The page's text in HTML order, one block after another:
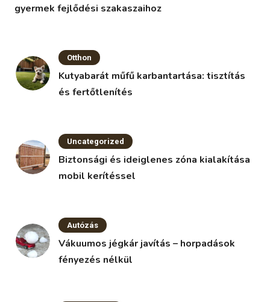
gyermek fejlődési szakaszaihoz
Otthon
Kutyabarát műfű karbantartása: tisztítás
és fertőtlenítés
Uncategorized
Biztonsági és ideiglenes zóna kialakítása
mobil kerítéssel
Autózás
Vákuumos jégkár javítás – horpadások
fényezés nélkül